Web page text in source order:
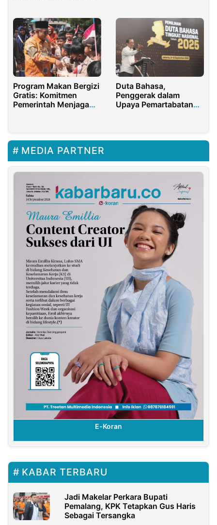
Program Makan Bergizi
Gratis: Komitmen
Pemerintah Menjaga
Duta Bahasa,
Penggerak dalam
Upaya Pemartabatan
MEDIA PARTNER
E-Koran
KABAR TERBARU
Jadi Makelar Perkara Bupati
Pemalang, KPK Tetapkan Gus Haris
Sebagai Tersangka